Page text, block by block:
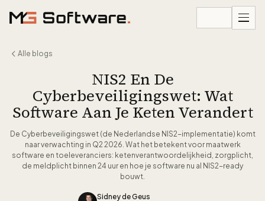
Alle blogs
NIS2 En De
Cyberbeveiligingswet: Wat
Software Aan Je Keten Verandert
De Cyberbeveiligingswet (de Nederlandse NIS2-implementatie) komt
naar verwachting in Q2 2026. Wat het betekent voor maatwerk
software en toeleveranciers: ketenverantwoordelijkheid, zorgplicht,
de meldplicht binnen 24 uur en hoe je software nu al NIS2-ready
bouwt.
Sidney de Geus